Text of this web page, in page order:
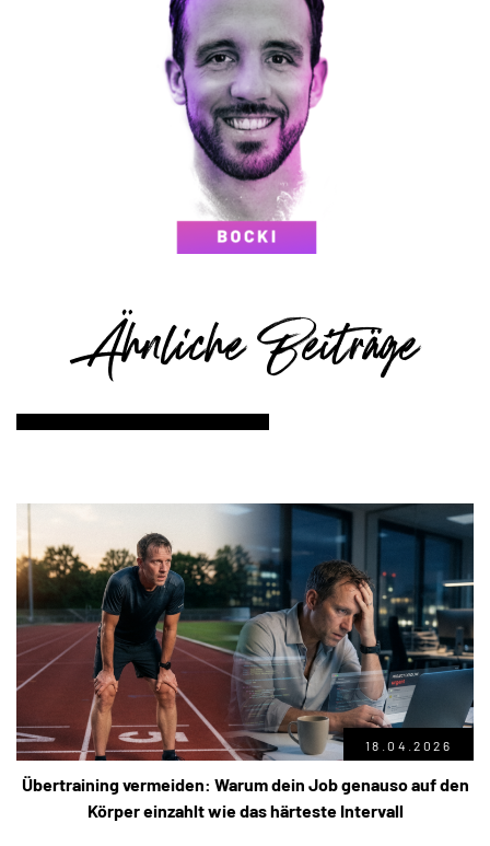
Ähnliche Beiträge
18.04.2026
Übertraining vermeiden: Warum dein Job genauso auf den
Körper einzahlt wie das härteste Intervall